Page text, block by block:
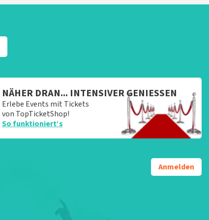
NÄHER DRAN... INTENSIVER GENIESSEN
Erlebe Events mit Tickets
von TopTicketShop!
So funktioniert‘s
Anmelden